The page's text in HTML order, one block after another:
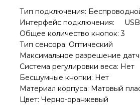
Тип подключения:
Интерфейс подключения: USB
Общее количество кнопок: 3
Тип сенсора: Оптический
Максимальное разрешение
Система регулировки веса: Нет
Бесшумные кнопки: Нет
Материал корпуса: Матовый
Цвет: Черно-оранжевый